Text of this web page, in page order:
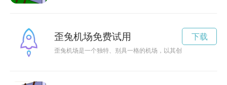
歪兔机场免费试用
歪兔机场是一个独特、别具一格的机场，以其创意设计和丰富
下载